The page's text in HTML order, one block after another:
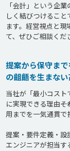
「会計」という企
しく結びつけるこ
ます。経営視点と
提案から保守ま
の齟齬を生まな
当社が「最小コス
に実現できる理由――
用までを一気通貫で
提案・要件定義・設
エンジニアが担当す